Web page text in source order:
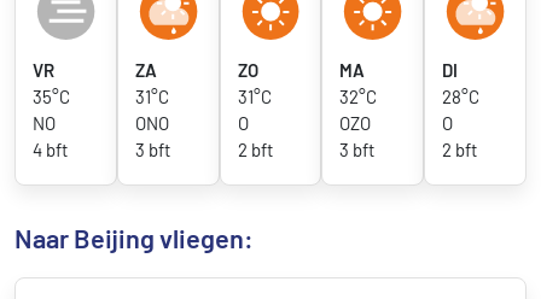
VR
35°C
NO
4 bft
ZA
31°C
ONO
3 bft
ZO
31°C
O
2 bft
MA
32°C
OZO
3 bft
DI
28°C
O
2 bft
Naar Beijing vliegen: